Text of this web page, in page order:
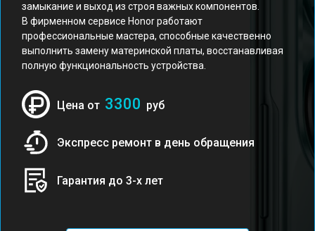
замыкание и выход из строя важных компонентов.
В фирменном сервисе Honor работают
профессиональные мастера, способные качественно
выполнить замену материнской платы, восстанавливая
полную функциональность устройства.
Цена от 3300 руб
Экспресс ремонт в день обращения
Гарантия до 3-х лет